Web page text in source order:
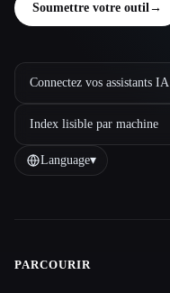
Soumettre votre outil→
Connectez vos assistants IA
Index lisible par machine
Language▾
Site navigation
PARCOURIR